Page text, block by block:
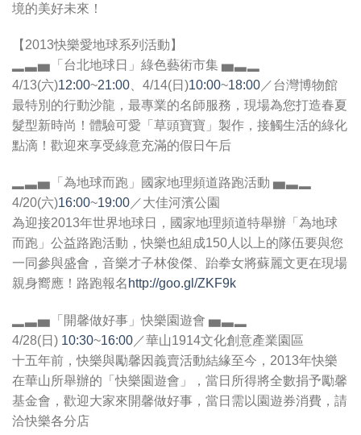
境的美好未來！
【2013快樂愛地球系列活動】
▂▃▅「台北地球日」綠色藝術市集 ▅▃▂
4/13(六)12:00~21:00 、4/14(日)10:00~18:00 ／台灣博物館
最特別的行動沙龍，最專業的名師服務，現場為您打造春夏
髮型新時尚！體驗可愛「草頭寶寶」製作，接觸生活的綠化
點滴！歡迎來享受綠意充滿的假日午后
▂▃▅「為地球而跑」國家地理頻道路跑活動 ▅▃▂
4/20(六)16:00~19:00 ／大佳河濱公園
為迎接2013年世界地球日，國家地理頻道特舉辦「為地球
而跑」公益路跑活動，快樂也組成150人以上的隊伍要與您
一同參與盛會，音樂才子林俊傑、跆拳女將蘇麗文更在現場
親身嚮應！路跑報名 http://goo.gl/ZKF9k
▂▃▅「開馨做好事」快樂園遊會 ▅▃▂
4/28(日) 10:30~16:00 ／華山1914文化創意產業園區
十五年前，快樂與勵馨因義賣活動結緣至今，2013年快樂
在華山所舉辦的「快樂園遊會」，當日所得將全數捐予勵馨
基金會，歡迎大家來開馨做好事，當日需以園遊券消費，請
洽快樂各分店